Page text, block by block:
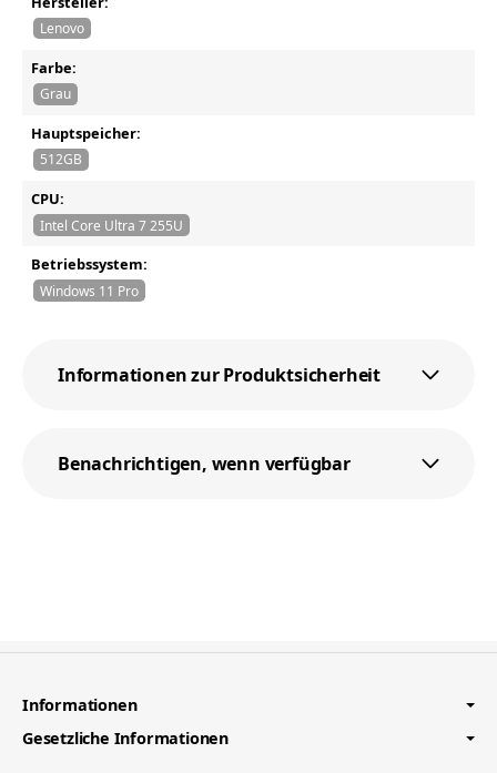
Lenovo
Farbe:
Grau
Hauptspeicher:
512GB
CPU:
Intel Core Ultra 7 255U
Betriebssystem:
Windows 11 Pro
Informationen zur Produktsicherheit
Benachrichtigen, wenn verfügbar
Informationen
Gesetzliche Informationen